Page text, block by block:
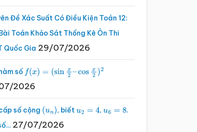
Đề Xác Suất Có Điều Kiện Toán 12:
Toán Khảo Sát Thống Kê Ôn Thi
Quốc Gia 29/07/2026
số f(x)=(sinx2 –cosx2 )2
2026
số cộng (un), biếtu2 =4 , u6 =8
.
27/07/2026